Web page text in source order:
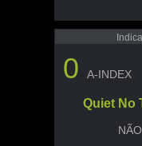
0 A-INDEX
Quiet No